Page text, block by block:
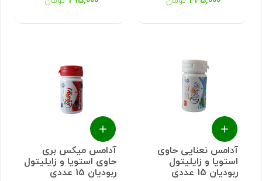
آدامس نعنایی حاوی
استویا و زایلیتول
ربودیان 15 عددی
آدامس میکس بری
حاوی استویا و زایلیتول
ربودیان 15 عددی